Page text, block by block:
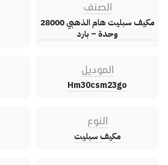
الصنف
مكيف سبليت هام الذهبي 28000
وحدة – بارد
الموديل
Hm30csm23go
النوع
مكيف سبليت